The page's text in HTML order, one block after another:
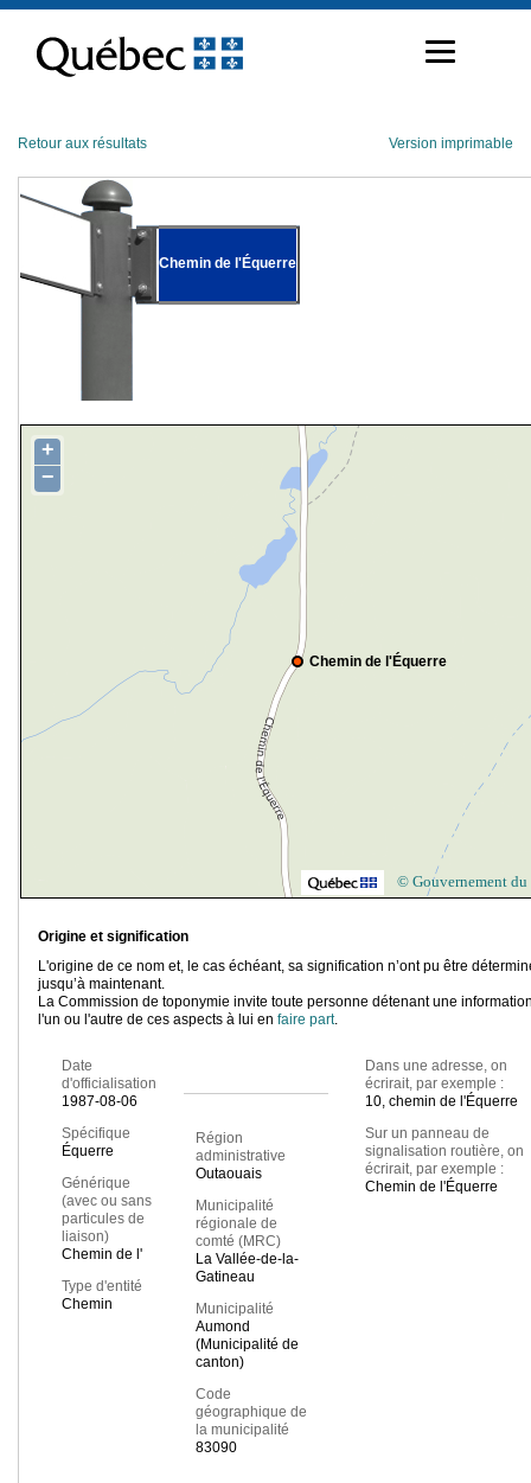
contenu
Retour aux résultats Version imprimable
Chemin de l'Équerre
Chemin de l'Équerre
+
−
© Gouvernement du
Origine et signification
L'origine de ce nom et, le cas échéant, sa signification n’ont pu être
jusqu’à maintenant.
La Commission de toponymie invite toute personne détenant une
l'un ou l'autre de ces aspects à lui en faire part.
Date
d'officialisation
1987-08-06
Spécifique
Équerre
Générique
(avec ou sans
particules de
liaison)
Chemin de l'
Type d'entité
Chemin
Région
administrative
Outaouais
Municipalité
régionale de
comté (MRC)
La Vallée-de-la-
Gatineau
Municipalité
Aumond
(Municipalité de
canton)
Code
géographique de
la municipalité
83090
Dans une adresse, on
écrirait, par exemple :
10, chemin de l'Équerre
Sur un panneau de
signalisation routière, on
écrirait, par exemple :
Chemin de l'Équerre